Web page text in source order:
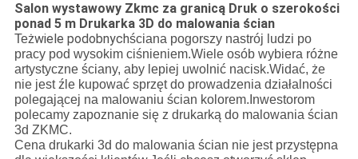
Salon wystawowy Zkmc za granicą Druk o szerokości
ponad 5 m Drukarka 3D do malowania ścian
Teżwiele podobnychściana pogorszy nastrój ludzi po
pracy pod wysokim ciśnieniem.Wiele osób wybiera różne
artystyczne ściany, aby lepiej uwolnić nacisk.Widać, że
nie jest źle kupować sprzęt do prowadzenia działalności
polegającej na malowaniu ścian kolorem.Inwestorom
polecamy zapoznanie się z drukarką do malowania ścian
3d ZKMC.
Cena drukarki 3d do malowania ścian nie jest przystępna